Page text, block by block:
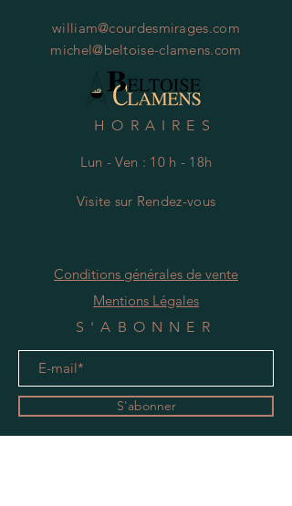
william@courdesmirages.com
michel@beltoise-clamens.com
HORAIRES
Lun - Ven : 10 h - 18h
Visite sur Rendez-vous
Conditions générales de vente
Mentions Légales
S'ABONNER
S'abonner